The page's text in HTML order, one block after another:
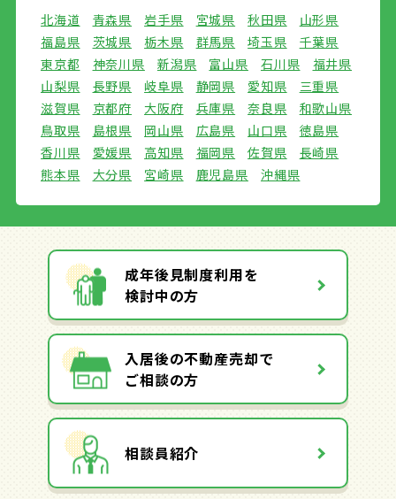
北海道 青森県 岩手県 宮城県 秋田県
山形県
福島県
茨城県 栃木県 群馬県 埼玉県
千葉県
東京都
神奈川県 新潟県 富山県 石川県
福井県
山梨県
長野県 岐阜県 静岡県 愛知県
三重県
滋賀県
京都府 大阪府 兵庫県 奈良県
和歌山県
鳥取県
島根県 岡山県 広島県 山口県
徳島県
香川県
愛媛県 高知県 福岡県 佐賀県
長崎県
熊本県
大分県 宮崎県 鹿児島県 沖縄県
成年後見制度利用を
検討中の方
入居後の不動産売却で
ご相談の方
相談員紹介